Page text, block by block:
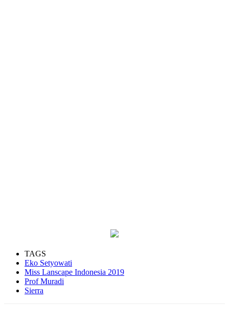
TAGS
Eko Setyowati
Miss Lanscape Indonesia 2019
Prof Muradi
Sierra